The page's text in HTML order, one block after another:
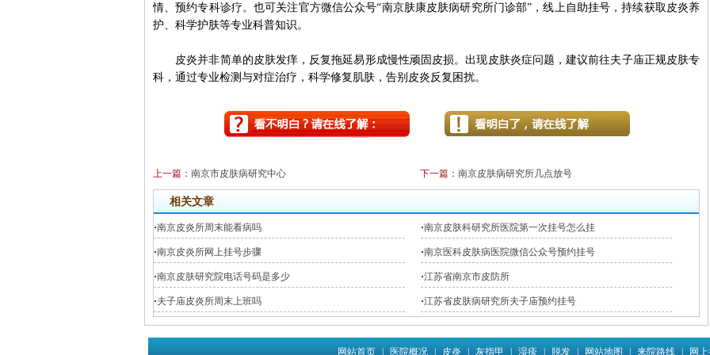
情、预约专科诊疗。也可关注官方微信公众号“南京肤康皮肤病研究所门诊部”，线上自助挂号，持续获取皮炎养
护、科学护肤等专业科普知识。
皮炎并非简单的皮肤发痒，反复拖延易形成慢性顽固皮损。出现皮肤炎症问题，建议前往夫子庙正规皮肤专
科，通过专业检测与对症治疗，科学修复肌肤，告别皮炎反复困扰。
上一篇： 南京市皮肤病研究中心 下一篇： 南京皮肤病研究所几点放号
相关文章
·南京皮炎所周末能看病吗 ·南京皮肤科研究所医院第一次挂号怎么挂
·南京皮炎所网上挂号步骤 ·南京医科皮肤病医院微信公众号预约挂号
·南京皮肤研究院电话号码是多少 ·江苏省南京市皮防所
·夫子庙皮炎所周末上班吗 ·江苏省皮肤病研究所夫子庙预约挂号
网站首页 医院概况 皮炎 灰指甲 湿疹 脱发 网站地图 来院路线 网